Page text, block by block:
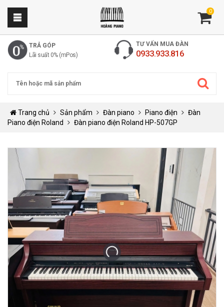
0
TRẢ GÓP
Lãi suất 0% (mPos)
TƯ VẤN MUA ĐÀN
0933.933.816
Trang chủ Sản phẩm Đàn piano Piano điện
Đàn
Piano điện Roland
Đàn piano điện Roland HP-507GP